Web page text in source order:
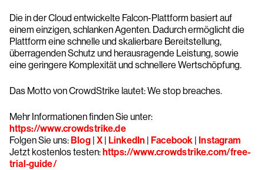
Die in der Cloud entwickelte Falcon-Plattform basiert auf
einem einzigen, schlanken Agenten. Dadurch ermöglicht die
Plattform eine schnelle und skalierbare Bereitstellung,
überragenden Schutz und herausragende Leistung, sowie
eine geringere Komplexität und schnellere Wertschöpfung.
Das Motto von CrowdStrike lautet: We stop breaches.
Mehr Informationen finden Sie unter:
https://www.crowdstrike.de
Folgen Sie uns:Blog| X| LinkedIn |Facebook |Instagram
Jetzt kostenlos testen:https://www.crowdstrike.com/free-
trial-guide/